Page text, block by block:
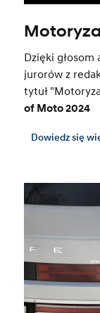
Dzięki
jurorów z
tytuł
of Moto 2024
Dowiedz się